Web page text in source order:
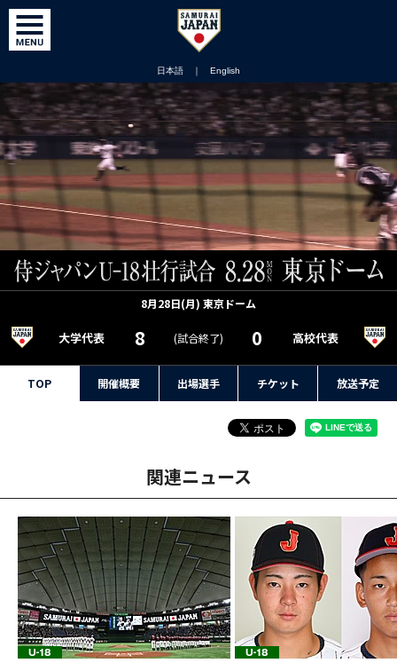
日本語 ｜ English
8月28日(月) 東京ドーム
大学代表 8 (試合終了) 0 高校代表
TOP 開催概要 出場選手 チケット 放送予定
関連ニュース